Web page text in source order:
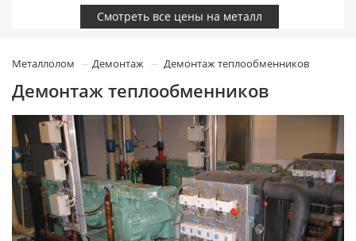
Смотреть все цены на металл
Металлолом Демонтаж Демонтаж теплообменников
Демонтаж теплообменников